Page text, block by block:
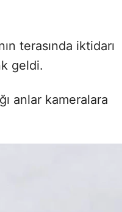
terasında iktidarı
geldi.
anlar kameralara